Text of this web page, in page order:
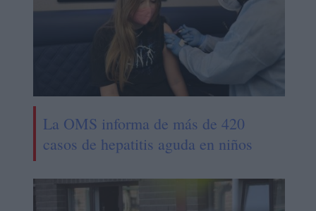
La OMS informa de más de 420
casos de hepatitis aguda en niños